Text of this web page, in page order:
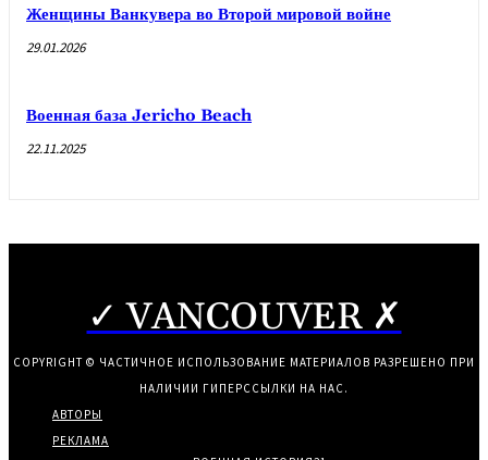
Женщины Ванкувера во Второй мировой войне
29.01.2026
Военная база Jericho Beach
22.11.2025
✓ VANCOUVER ✗
COPYRIGHT © ЧАСТИЧНОЕ ИСПОЛЬЗОВАНИЕ МАТЕРИАЛОВ РАЗРЕШЕНО ПРИ
НАЛИЧИИ ГИПЕРССЫЛКИ НА НАС.
АВТОРЫ
РЕКЛАМА